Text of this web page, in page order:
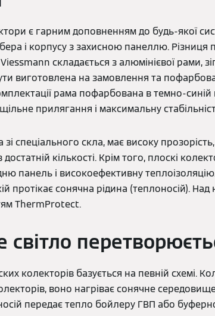
є гарним доповненням до будь-якої
і корпусу з захисною панеллю. Різниця
складається з алюмінієвої рами,
виготовлена на замовлення та
рама пофарбована в темно-
прилягання і максимальну
спеціального скла, має високу
достатній кількості. Крім того, плоскі
панель і високоефективну
протікає сонячна рідина (теплоносій).
ThermProtect.
світло
колекторів базується на певній схемі.
воно нагріває сонячне
передає тепло бойлеру ГВП або